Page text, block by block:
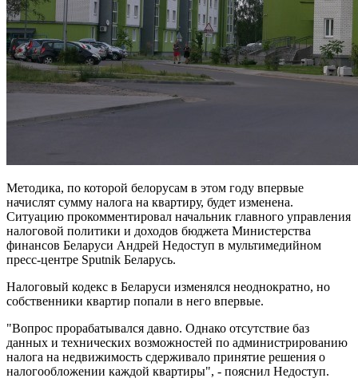
Методика, по которой белорусам в этом году впервые
начислят сумму налога на квартиру, будет изменена.
Ситуацию прокомментировал начальник главного управления
налоговой политики и доходов бюджета Министерства
финансов Беларуси Андрей Недоступ в мультимедийном
пресс-центре Sputnik Беларусь.
Налоговый кодекс в Беларуси изменялся неоднократно, но
собственники квартир попали в него впервые.
"Вопрос прорабатывался давно. Однако отсутствие баз
данных и технических возможностей по администрированию
налога на недвижимость сдерживало принятие решения о
налогообложении каждой квартиры", - пояснил Недоступ.